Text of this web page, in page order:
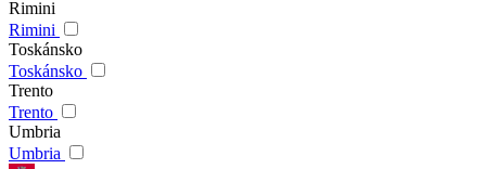
Rimini
Rimini
Toskánsko
Toskánsko
Trento
Trento
Umbria
Umbria